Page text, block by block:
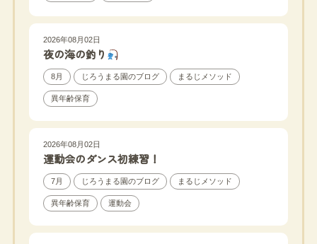
2026年08月02日
夜の海の釣り
8月 じろうまる園のブログ まるじメソッド
異年齢保育
2026年08月02日
運動会のダンス初練習！
7月 じろうまる園のブログ まるじメソッド
異年齢保育 運動会